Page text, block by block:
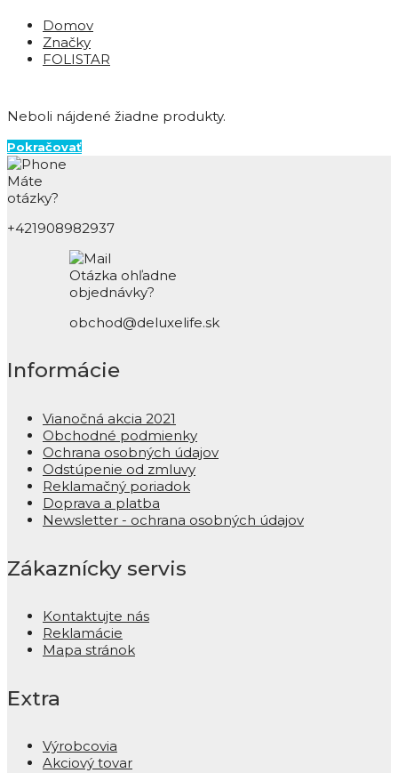
Domov
Značky
FOLISTAR
Neboli nájdené žiadne produkty.
Pokračovať
Máte
otázky?
+421908982937
Otázka ohľadne
objednávky?
obchod@deluxelife.sk
Informácie
Vianočná akcia 2021
Obchodné podmienky
Ochrana osobných údajov
Odstúpenie od zmluvy
Reklamačný poriadok
Doprava a platba
Newsletter - ochrana osobných údajov
Zákaznícky servis
Kontaktujte nás
Reklamácie
Mapa stránok
Extra
Výrobcovia
Akciový tovar